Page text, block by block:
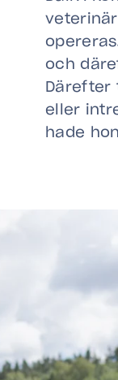
och
Därefter
eller
hade